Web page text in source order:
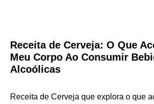
Receita de Cerveja: O Que
Meu Corpo Ao Consumir
Alcoólicas
Receita de Cerveja que explora o que